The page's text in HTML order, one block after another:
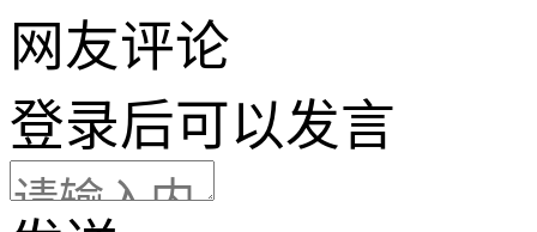
网友评论
登录后可以发言